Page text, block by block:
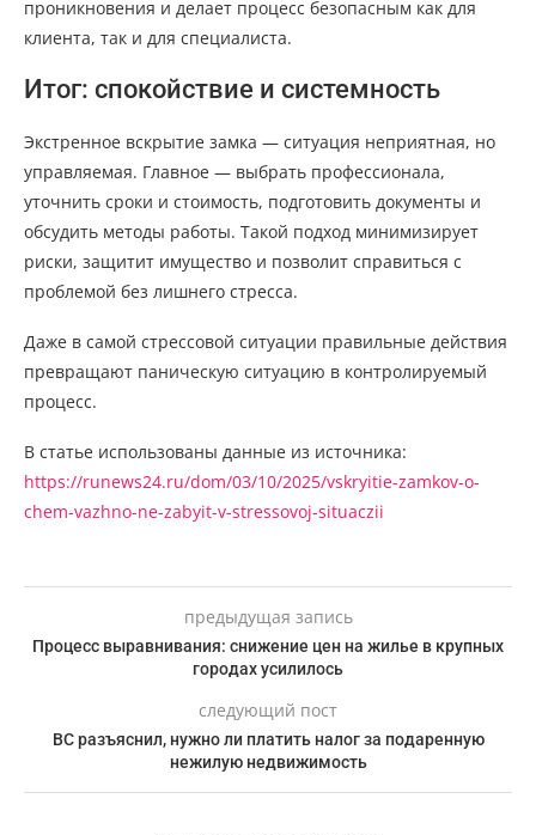
проникновения и делает процесс безопасным как для
клиента, так и для специалиста.
Итог: спокойствие и системность
Экстренное вскрытие замка — ситуация неприятная, но
управляемая. Главное — выбрать профессионала,
уточнить сроки и стоимость, подготовить документы и
обсудить методы работы. Такой подход минимизирует
риски, защитит имущество и позволит справиться с
проблемой без лишнего стресса.
Даже в самой стрессовой ситуации правильные действия
превращают паническую ситуацию в контролируемый
процесс.
В статье использованы данные из источника:
https://runews24.ru/dom/03/10/2025/vskryitie-zamkov-o-
chem-vazhno-ne-zabyit-v-stressovoj-situaczii
предыдущая запись
Процесс выравнивания: снижение цен на жилье в крупных
городах усилилось
следующий пост
ВС разъяснил, нужно ли платить налог за подаренную
нежилую недвижимость